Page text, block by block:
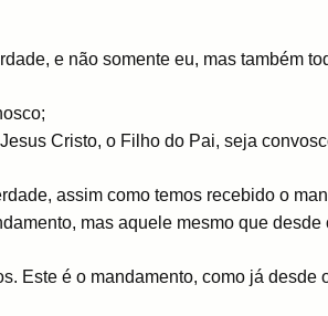
e não somente eu, mas também
Cristo, o Filho do Pai, seja
assim como temos recebido o
mas aquele mesmo que
Este é o mandamento, como já desde